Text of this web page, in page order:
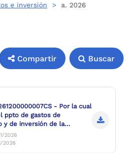
e inversión > a. 2026
Compartir Buscar
- Por la cual
ppto de gastos de
y de inversión de la
la vigencia fiscal
2026
2026